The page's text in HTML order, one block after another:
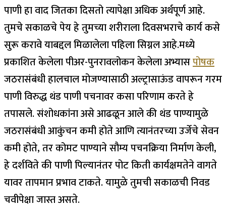
पाणी हा वाद जितका दिसतो त्यापेक्षा अधिक अर्थपूर्ण आहे.
तुमचे सकाळचे पेय हे तुमच्या शरीराला दिवसभराचे कार्य कसे
सुरू करावे याबद्दल मिळालेला पहिला सिग्नल आहे.मध्ये
प्रकाशित केलेला पीअर-पुनरावलोकन केलेला अभ्यासपोषक
जठरासंबंधी हालचाल मोजण्यासाठी अल्ट्रासाऊंड वापरून गरम
पाणी विरुद्ध थंड पाणी पचनावर कसा परिणाम करते हे
तपासले. संशोधकांना असे आढळून आले की थंड पाण्यामुळे
जठरासंबंधी आकुंचन कमी होते आणि त्यानंतरच्या उर्जेचे सेवन
कमी होते, तर कोमट पाण्याने सौम्य पचनक्रिया निर्माण केली,
हे दर्शविते की पाणी पिल्यानंतर पोट किती कार्यक्षमतेने वागते
यावर तापमान प्रभाव टाकते.यामुळे तुमची सकाळची निवड
चवीपेक्षा जास्त असते.